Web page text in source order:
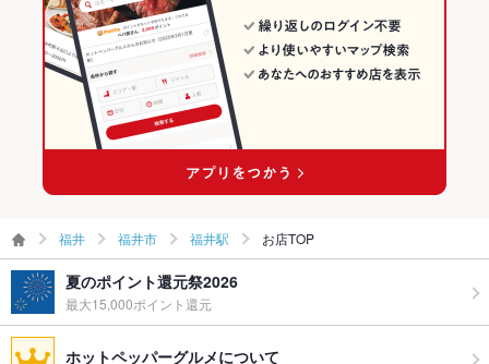
お子様連れ お子様連れOK
ウェディン
グパーティ
－
プライズ対
可
福井駅 × 居酒屋
福井駅 × 洋・和洋・各国料理・その他
福井 × 洋・和洋・各国料理・その他
福井 福井市 福井駅 お店TOP
夏のポイント還元祭2026
最大15,000ポイント還元
ホットペッパーグルメについて